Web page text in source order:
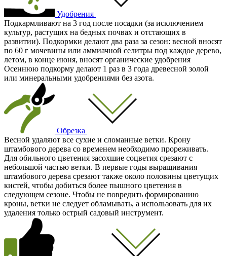
Удобрения
Подкармливают на 3 год после посадки (за исключением
культур, растущих на бедных почвах и отстающих в
развитии). Подкормки делают два раза за сезон: весной вносят
по 60 г мочевины или аммиачной селитры под каждое дерево,
летом, в конце июня, вносят органические удобрения
Осеннюю подкорму делают 1 раз в 3 года древесной золой
или минеральными удобрениями без азота.
Обрезка
Весной удаляют все сухие и сломанные ветки. Крону
штамбового дерева со временем необходимо прореживать.
Для обильного цветения засохшие соцветия срезают с
небольшой частью ветки. В первые годы выращивания
штамбового дерева срезают также около половины цветущих
кистей, чтобы добиться более пышного цветения в
следующем сезоне. Чтобы не повредить формированию
кроны, ветки не следует обламывать, а использовать для их
удаления только острый садовый инструмент.